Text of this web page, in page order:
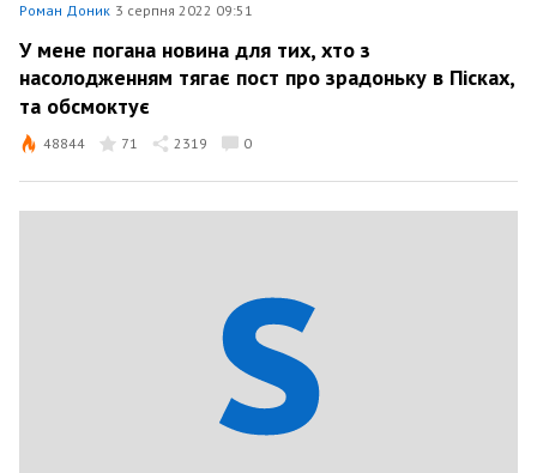
Роман Доник 3 серпня 2022 09:51
У мене погана новина для тих, хто з
насолодженням тягає пост про зрадоньку в Пісках,
та обсмоктує
48844 71 2319 0